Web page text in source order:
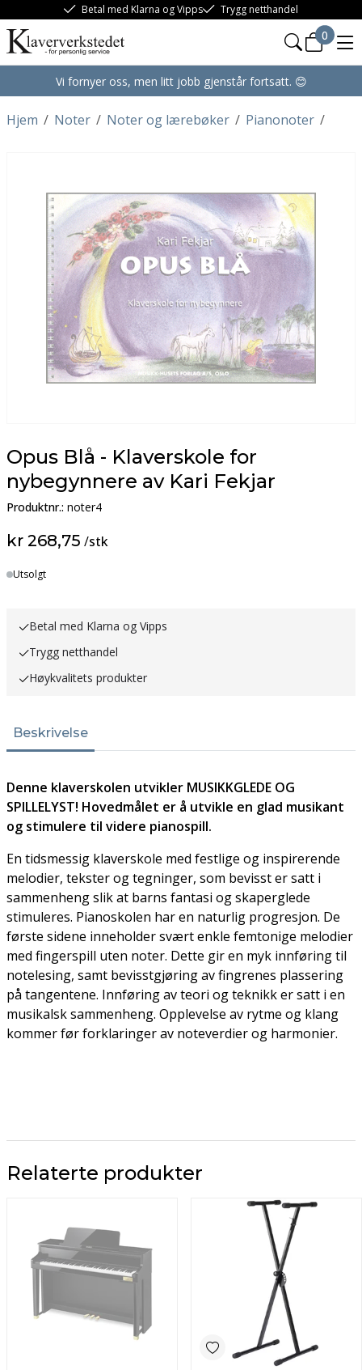
Betal med Klarna og Vipps Trygg netthandel
0
Vi fornyer oss, men litt jobb gjenstår fortsatt. 😊
/
Hjem /
Noter /
Noter og lærebøker /
Pianonoter
Opus Blå - Klaverskole for
nybegynnere av Kari Fekjar
Produktnr.: noter4
kr 268,75 /stk
Lager
Utsolgt
Betal med Klarna og Vipps
Trygg netthandel
Høykvalitets produkter
Beskrivelse
Denne klaverskolen utvikler MUSIKKGLEDE OG
SPILLELYST! Hovedmålet er å utvikle en glad musikant
og stimulere til videre pianospill.
En tidsmessig klaverskole med festlige og inspirerende
melodier, tekster og tegninger, som bevisst er satt i
sammenheng slik at barns fantasi og skaperglede
stimuleres. Pianoskolen har en naturlig progresjon. De
første sidene inneholder svært enkle femtonige melodier
med fingerspill uten noter. Dette gir en myk innføring til
notelesing, samt bevisstgjøring av fingrenes plassering
på tangentene. Innføring av teori og teknikk er satt i en
musikalsk sammenheng. Opplevelse av rytme og klang
kommer før forklaringer av noteverdier og harmonier.
Relaterte produkter